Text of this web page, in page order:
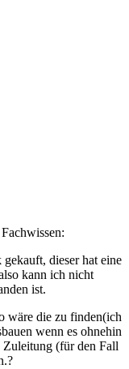
dieser hat eine
kann ich nicht
ist.
wäre die zu finden(ich
wenn es ohnehin
(für den Fall